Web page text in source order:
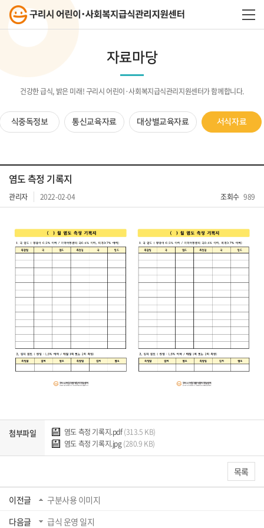
자료마당
건강한 급식, 밝은 미래! 구리시 어린이·사회복지급식관리지원센터가 함께합니다.
식중독정보 통신교육자료 대상별교육자료 서식자료
염도 측정 기록지
관리자 2022-02-04 조회수 989
첨부파일 염도 측정 기록지.pdf(313.5 KB)
염도 측정 기록지.jpg(280.9 KB)
목록
이전글
구분사용 이미지
다음글
급식 운영 일지